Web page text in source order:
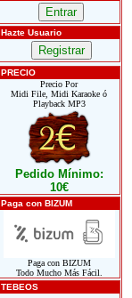
Hazte Usuario
PRECIO
Precio Por
Midi File, Midi Karaoke ó
Playback MP3
Pedido Mínimo:
10€
Paga con BIZUM
Paga con BIZUM
Todo Mucho Más Fácil.
TEBEOS